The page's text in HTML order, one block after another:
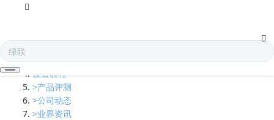
凯发娱乐全球的技术支持
设置教程
>产品评测
>公司动态
>业界资讯